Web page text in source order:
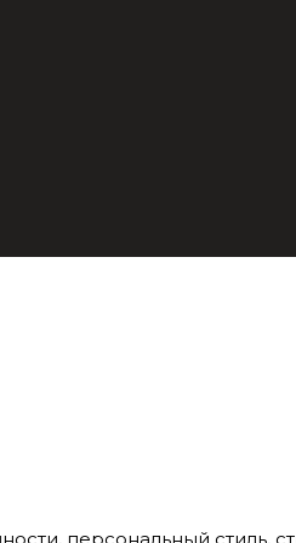
персональный стиль,